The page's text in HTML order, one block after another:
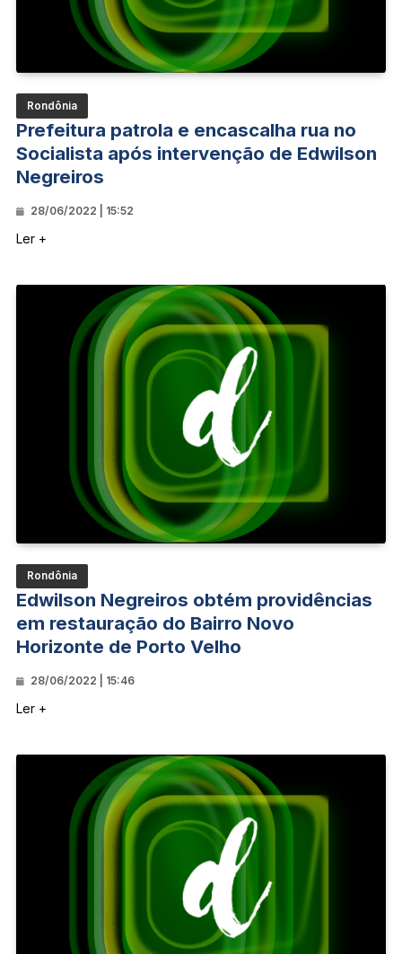
Rondônia
Prefeitura patrola e encascalha rua no
Socialista após intervenção de Edwilson
Negreiros
28/06/2022 | 15:52
Ler +
Rondônia
Edwilson Negreiros obtém providências
em restauração do Bairro Novo
Horizonte de Porto Velho
28/06/2022 | 15:46
Ler +